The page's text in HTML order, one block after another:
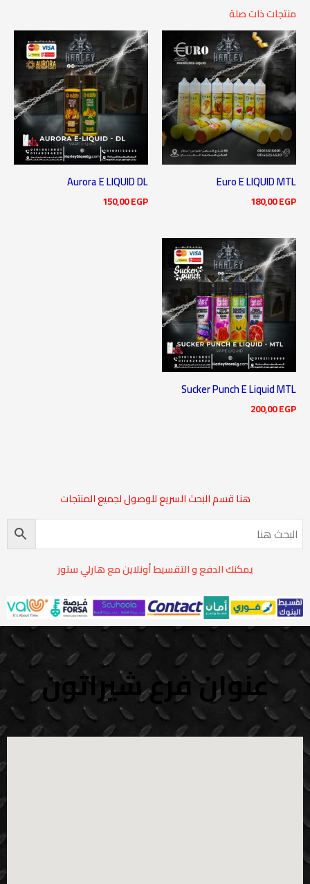
منتجات ذات صلة
Euro E LIQUID MTL
180,00EGP
Aurora E LIQUID DL
150,00EGP
Sucker Punch E Liquid MTL
200,00EGP
هنا قسم البحث السريع للوصول لجميع المنتجات
يمكنك الدفع و التقسيط أونلاين مع هارلي ستور
عنوان فرع شيراتون